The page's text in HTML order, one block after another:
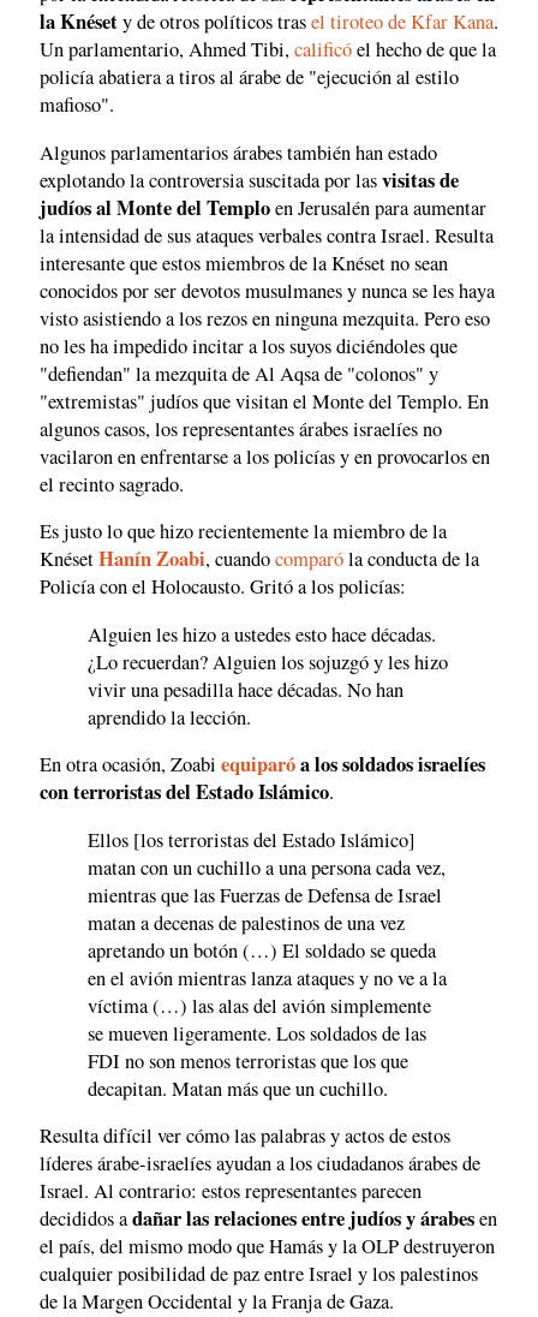
la Knésety de otros políticos trasel tiroteo de Kfar Kana.
Un parlamentario, Ahmed Tibi,calificóel hecho de que la
policía abatiera a tiros al árabe de "ejecución al estilo
mafioso".
Algunos parlamentarios árabes también han estado
explotando la controversia suscitada por lasvisitas de
judíos al Monte del Temploen Jerusalén para aumentar
la intensidad de sus ataques verbales contra Israel. Resulta
interesante que estos miembros de la Knéset no sean
conocidos por ser devotos musulmanes y nunca se les haya
visto asistiendo a los rezos en ninguna mezquita. Pero eso
no les ha impedido incitar a los suyos diciéndoles que
"defiendan" la mezquita de Al Aqsa de "colonos" y
"extremistas" judíos que visitan el Monte del Templo. En
algunos casos, los representantes árabes israelíes no
vacilaron en enfrentarse a los policías y en provocarlos en
el recinto sagrado.
Es justo lo que hizo recientemente la miembro de la
KnésetHanín Zoabi, cuandocomparóla conducta de la
Policía con el Holocausto. Gritó a los policías:
Alguien les hizo a ustedes esto hace décadas.
¿Lo recuerdan? Alguien los sojuzgó y les hizo
vivir una pesadilla hace décadas. No han
aprendido la lección.
En otra ocasión, Zoabi equiparóa los soldados israelíes
con terroristas del Estado Islámico.
Ellos [los terroristas del Estado Islámico]
matan con un cuchillo a una persona cada vez,
mientras que las Fuerzas de Defensa de Israel
matan a decenas de palestinos de una vez
apretando un botón (…) El soldado se queda
en el avión mientras lanza ataques y no ve a la
víctima (…) las alas del avión simplemente
se mueven ligeramente. Los soldados de las
FDI no son menos terroristas que los que
decapitan. Matan más que un cuchillo.
Resulta difícil ver cómo las palabras y actos de estos
líderes árabe-israelíes ayudan a los ciudadanos árabes de
Israel. Al contrario: estos representantes parecen
decididos adañar las relaciones entre judíos y árabesen
el país, del mismo modo que Hamás y la OLP destruyeron
cualquier posibilidad de paz entre Israel y los palestinos
de la Margen Occidental y la Franja de Gaza.